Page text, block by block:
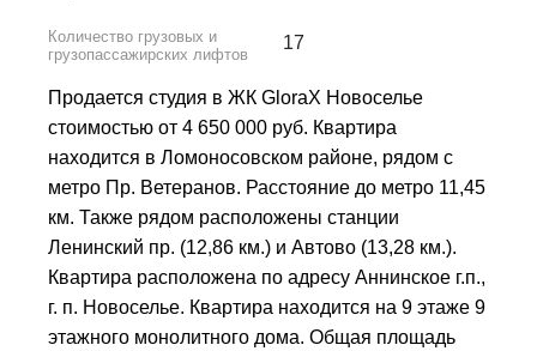
Количество грузовых и
грузопассажирских лифтов
17
Продается студия в ЖК GloraX Новоселье
стоимостью от 4 650 000 руб. Квартира
находится в Ломоносовском районе, рядом с
метро Пр. Ветеранов. Расстояние до метро 11,45
км. Также рядом расположены станции
Ленинский пр. (12,86 км.) и Автово (13,28 км.).
Квартира расположена по адресу Аннинское г.п.,
г. п. Новоселье. Квартира находится на 9 этаже 9
этажного монолитного дома. Общая площадь